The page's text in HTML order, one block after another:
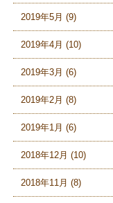
2019年5月 (9)
2019年4月 (10)
2019年3月 (6)
2019年2月 (8)
2019年1月 (6)
2018年12月 (10)
2018年11月 (8)